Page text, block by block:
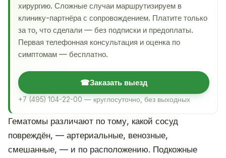
хирургию. Сложные случаи маршрутизируем в
клинику-партнёра с сопровождением. Платите только
за то, что сделали — без подписки и предоплаты.
Первая телефонная консультация и оценка по
симптомам — бесплатно.
☎Заказать выезд
+7 (495) 104-22-00 — круглосуточно, без выходных
Гематомы различают по тому, какой сосуд
повреждён, — артериальные, венозные,
смешанные, — и по расположению. Подкожные